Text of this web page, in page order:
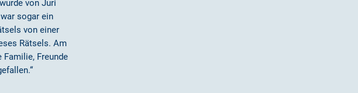
von Juri
sogar ein
von einer
Rätsels. Am
Familie, Freunde